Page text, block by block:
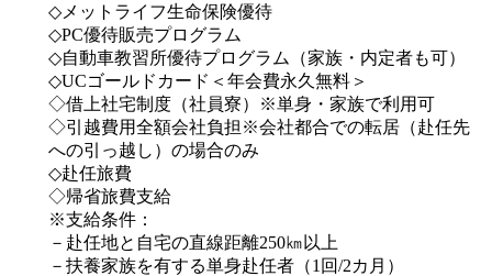
◇メットライフ生命保険優待
◇PC優待販売プログラム
◇自動車教習所優待プログラム（家族・内定者も可）
◇UCゴールドカード＜年会費永久無料＞
◇借上社宅制度（社員寮）※単身・家族で利用可
◇引越費用全額会社負担※会社都合での転居（赴任先
への引っ越し）の場合のみ
◇赴任旅費
◇帰省旅費支給
※支給条件：
－赴任地と自宅の直線距離250㎞以上
－扶養家族を有する単身赴任者（1回/2カ月）